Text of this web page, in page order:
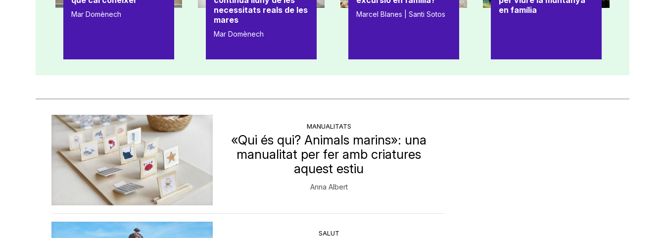
Mar Domènech
necessitats reals de les
mares
Mar Domènech
Marcel Blanes | Santi Sotos
en família
MANUALITATS
«Qui és qui? Animals marins»: una
manualitat per fer amb criatures
aquest estiu
Anna Albert
SALUT